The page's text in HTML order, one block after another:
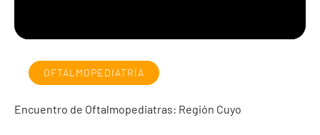
OFTALMOPEDIATRÍA
Encuentro de Oftalmopediatras: Región Cuyo